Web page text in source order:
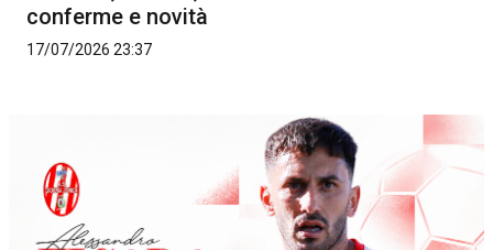
conferme e novità
17/07/2026 23:37